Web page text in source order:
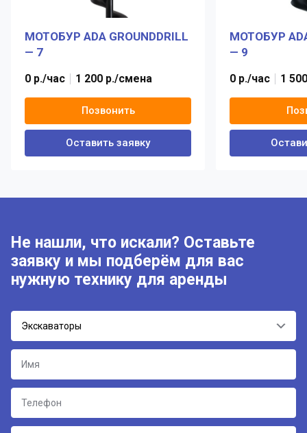
МОТОБУР ADA GROUNDDRILL
— 7
0 р./час 1 200 р./смена
Позвонить
Оставить заявку
МОТОБУР
— 9
0 р./час 1
Не нашли, что искали? Оставьте
заявку и мы подберём для вас
нужную технику для аренды
Экскаваторы